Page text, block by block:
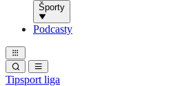
Športy
Podcasty
Tipsport liga